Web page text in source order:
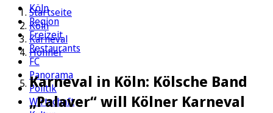
Köln
Region
Freizeit
Restaurants
FC
Panorama
Politik
Wirtschaft
Startseite
Köln
Karneval
Höhner
Karneval in Köln: Kölsche Band
„Palaver“ will Kölner Karneval